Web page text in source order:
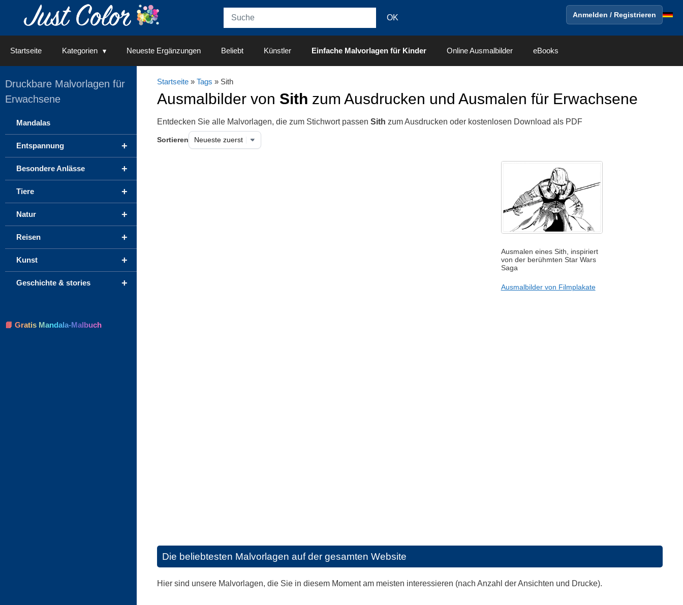
Anmelden / Registrieren
Startseite Kategorien Neueste Ergänzungen Beliebt Künstler Einfache Malvorlagen für Kinder Online Ausmalbilder eBooks
Startseite» Tags » Sith
Ausmalbilder von Sith zum Ausdrucken und Ausmalen für Erwachsene
Entdecken Sie alle Malvorlagen, die zum Stichwort passen Sith zum Ausdrucken oder kostenlosen Download als PDF
Sortieren
Ausmalen eines Sith, inspiriert
von der berühmten Star Wars
Saga
Ausmalbilder von Filmplakate
Die beliebtesten Malvorlagen auf der gesamten Website
Hier sind unsere Malvorlagen, die Sie in diesem Moment am meisten interessieren (nach Anzahl der Ansichten und Drucke).
Druckbare Malvorlagen für
Erwachsene
Mandalas
+
Entspannung
+
Besondere Anlässe
+
Tiere
+
Natur
+
Reisen
+
Kunst
+
Geschichte & stories
📘 Gratis Mandala-Malbuch